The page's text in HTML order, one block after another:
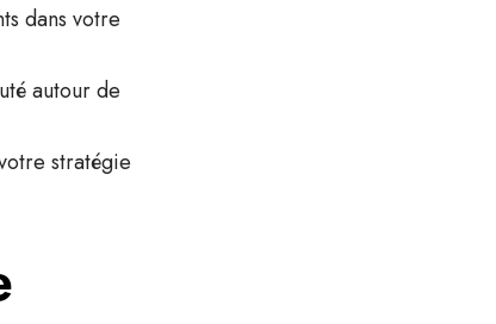
dans votre
autour de
stratégie